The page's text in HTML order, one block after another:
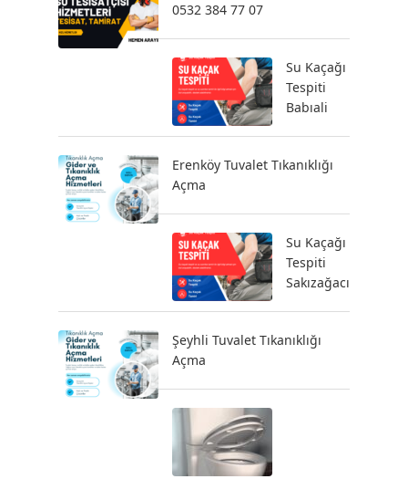
0532 384 77 07
Su Kaçağı
Tespiti
Babıali
Erenköy Tuvalet Tıkanıklığı
Açma
Su Kaçağı
Tespiti
Sakızağacı
Şeyhli Tuvalet Tıkanıklığı
Açma